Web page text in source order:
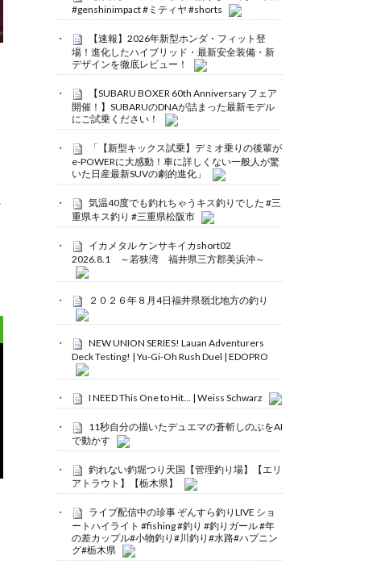
#genshinimpact #ミティヤ #shorts
【速報】2026年新型ホンダ・フィット登
場！進化したハイブリッド・最新安全装備・新
デザインを徹底レビュー！
【SUBARU BOXER 60th Anniversary フェア
開催！】SUBARUのDNAが詰まった最新モデル
にご試乗ください！
「【新型キックス試乗】デミオ乗りの後輩が
e-POWERに大感動！車に詳しくない一般人が驚
いた日産最新SUVの劇的進化」
気温40度でも釣れちゃうキス釣りでした #三
重県キス釣り #三重県松阪市
イカメタル ケンサキイカshort02
2026.8.1 ～若狭湾 福井県三方郡美浜沖～
２０２６年８月4日福井県嶺北地方の釣り
NEW UNION SERIES! Lauan Adventurers
Deck Testing! | Yu-Gi-Oh Rush Duel | EDOPRO
I NEED This One to Hit… | Weiss Schwarz
11秒自分の描いたデュエマの蒼斬しのぶをAI
で動かす
釣れない釣堀つり天国【管理釣り場】【エリ
アトラウト】【栃木県】
ライブ配信中の珍事 ぞんすら釣りLIVE ショ
ートハイライト #fishing #釣り #釣りガール #年
の差カップル#小物釣り#川釣り#水路#ハプニン
グ#栃木県